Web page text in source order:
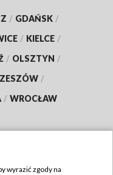
/ GDAŃSK /
/ KIELCE /
/ OLSZTYN /
/
/ WROCŁAW
wyrazić zgody na